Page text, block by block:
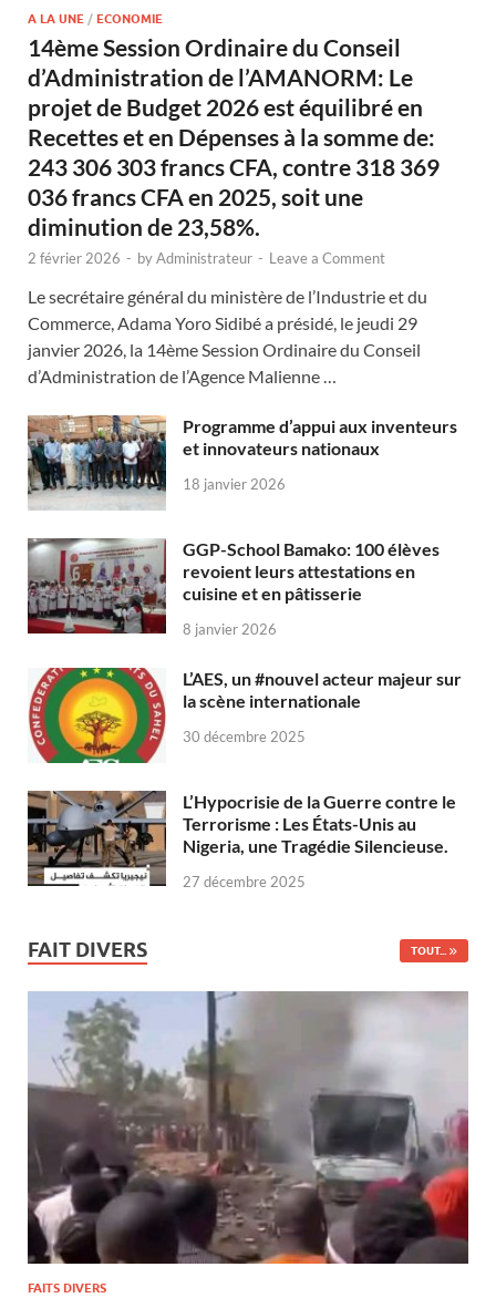
A LA UNE / ECONOMIE
14ème Session Ordinaire du Conseil
d’Administration de l’AMANORM: Le
projet de Budget 2026 est équilibré en
Recettes et en Dépenses à la somme de:
243 306 303 francs CFA, contre 318 369
036 francs CFA en 2025, soit une
diminution de 23,58%.
2 février 2026 - byAdministrateur - Leave a Comment
Le secrétaire général du ministère de l’Industrie et du
Commerce, Adama Yoro Sidibé a présidé, le jeudi 29
janvier 2026, la 14ème Session Ordinaire du Conseil
d’Administration de l’Agence Malienne …
Programme d’appui aux inventeurs
et innovateurs nationaux
18 janvier 2026
GGP-School Bamako: 100 élèves
revoient leurs attestations en
cuisine et en pâtisserie
8 janvier 2026
L’AES, un #nouvel acteur majeur sur
la scène internationale
30 décembre 2025
L’Hypocrisie de la Guerre contre le
Terrorisme : Les États-Unis au
Nigeria, une Tragédie Silencieuse.
27 décembre 2025
FAIT DIVERS TOUT...
FAITS DIVERS